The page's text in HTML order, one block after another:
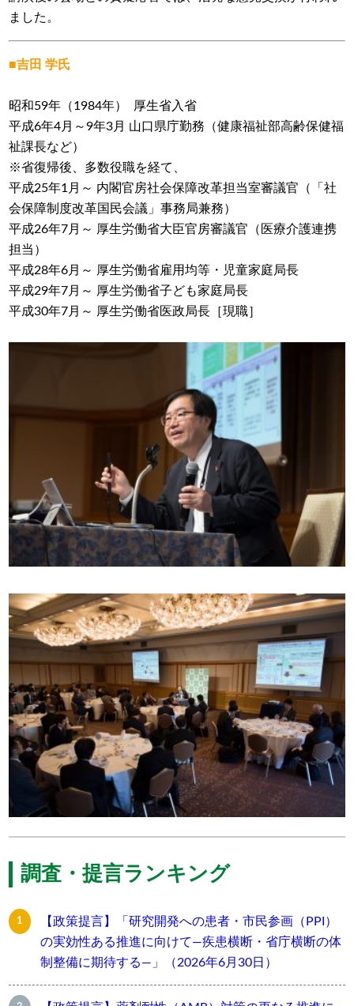
ました。
■吉田 学氏
昭和59年（1984年） 厚生省入省
平成6年4月～9年3月 山口県庁勤務（健康福祉部高齢保健福
祉課長など）
※省復帰後、多数役職を経て、
平成25年1月～ 内閣官房社会保障改革担当室審議官（「社
会保障制度改革国民会議」事務局兼務）
平成26年7月～ 厚生労働省大臣官房審議官（医療介護連携
担当）
平成28年6月～ 厚生労働省雇用均等・児童家庭局長
平成29年7月～ 厚生労働省子ども家庭局長
平成30年7月～ 厚生労働省医政局長［現職］
調査・提言ランキング
【政策提言】「研究開発への患者・市民参画（PPI）
の実効性ある推進に向けて―疾患横断・省庁横断の体
制整備に期待する―」（2026年6月30日）